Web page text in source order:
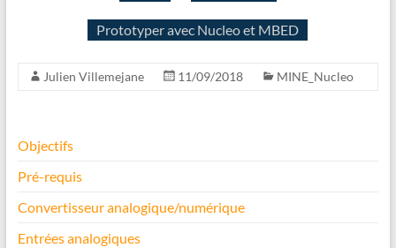
Prototyper avec Nucleo et MBED
Julien Villemejane 11/09/2018 MINE_Nucleo
Objectifs
Pré-requis
Convertisseur analogique/numérique
Entrées analogiques